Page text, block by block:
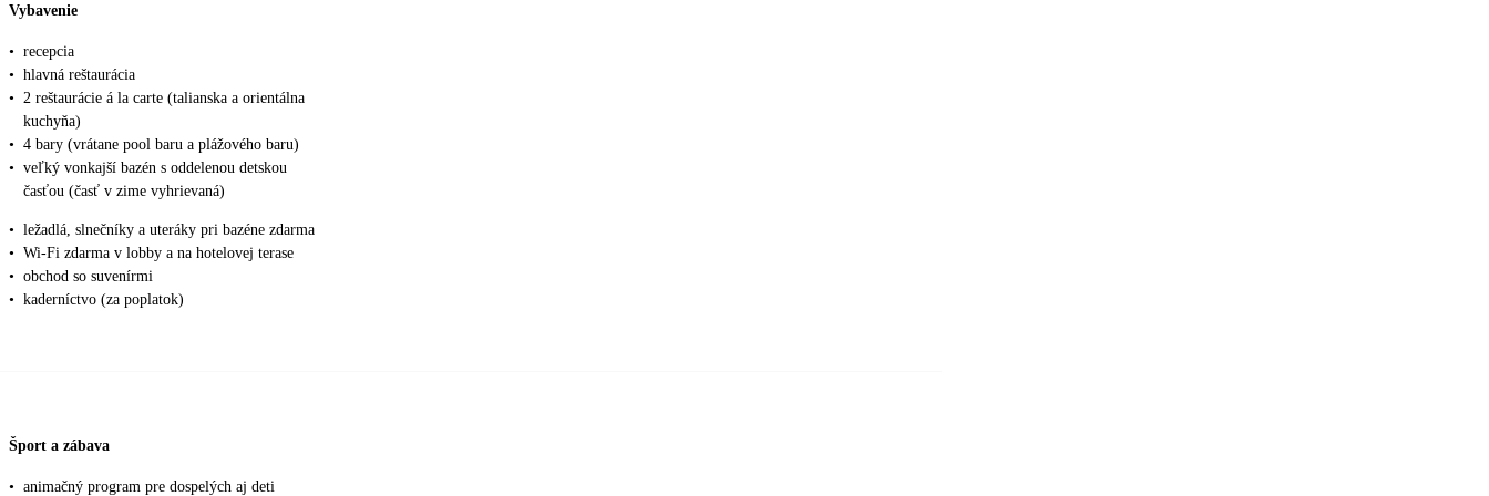
Vybavenie
• recepcia
• hlavná reštaurácia
• 2 reštaurácie á la carte (talianska a orientálna
kuchyňa)
• 4 bary (vrátane pool baru a plážového baru)
• veľký vonkajší bazén s oddelenou detskou
časťou (časť v zime vyhrievaná)
• ležadlá, slnečníky a uteráky pri bazéne zdarma
• Wi-Fi zdarma v lobby a na hotelovej terase
• obchod so suvenírmi
• kaderníctvo (za poplatok)
Šport a zábava
• animačný program pre dospelých aj deti